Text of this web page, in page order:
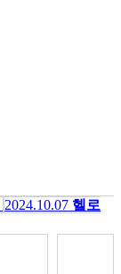
2024.10.07 헬로